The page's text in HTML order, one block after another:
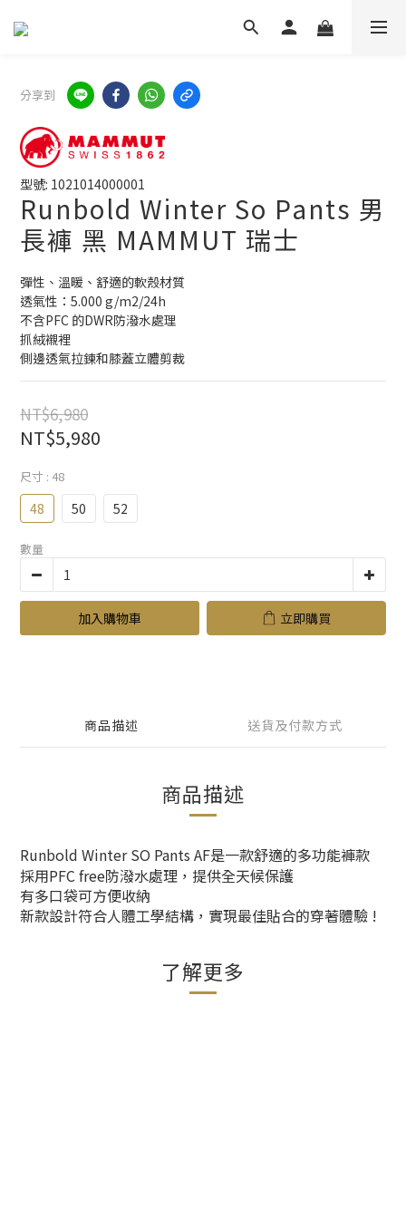
分享到
型號: 1021014000001
Runbold Winter So Pants 男
長褲 黑 MAMMUT 瑞士
彈性、溫暖、舒適的軟殼材質
透氣性：5.000 g/m2/24h
不含PFC 的DWR防潑水處理
抓絨襯裡
側邊透氣拉鍊和膝蓋立體剪裁
NT$6,980
NT$5,980
尺寸 : 48
48 50 52
數量
加入購物車 立即購買
商品描述 送貨及付款方式
商品描述
Runbold Winter SO Pants AF是一款舒適的多功能褲款
採用PFC free防潑水處理，提供全天候保護
有多口袋可方便收納
新款設計符合人體工學結構，實現最佳貼合的穿著體驗 !
了解更多